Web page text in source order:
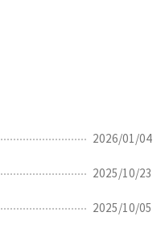
2026/01/04
2025/10/23
2025/10/05